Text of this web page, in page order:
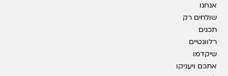
אנחנו
שולחים רק
תכנים
רלוונטיים
שיקדמו
אתכם ויעניקו